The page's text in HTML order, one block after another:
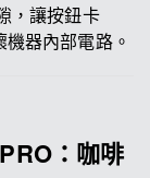
，讓按鈕卡
器內部電路。
：咖啡